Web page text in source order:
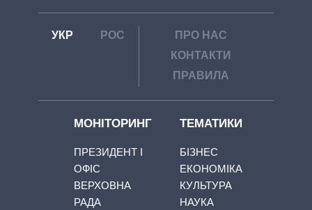
УКР РОС
ПРО НАС
КОНТАКТИ
ПРАВИЛА
МОНІТОРИНГ
ПРЕЗИДЕНТ І
ОФІС
ВЕРХОВНА
РАДА
ТЕМАТИКИ
БІЗНЕС
ЕКОНОМІКА
КУЛЬТУРА
НАУКА